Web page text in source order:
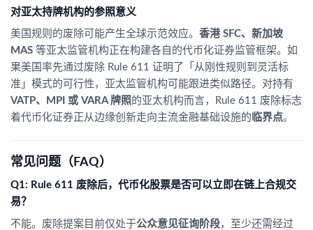
对亚太持牌机构的参照意义
美国规则的废除可能产生全球示范效应。 香港 SFC、新加坡
MAS 等亚太监管机构正在构建各自的代币化证券监管框架。如
果美国率先通过废除 Rule 611 证明了「从刚性规则到灵活标
准」模式的可行性，亚太监管机构可能跟进类似路径。对持有
VATP、MPI 或 VARA 牌照的亚太机构而言，Rule 611 废除标志
着代币化证券正从边缘创新走向主流金融基础设施的 临界点。
常见问题（FAQ）
Q1: Rule 611 废除后，代币化股票是否可以立即在链上合规交
易？
不能。废除提案目前仅处于公众意见征询阶段，至少还需经过